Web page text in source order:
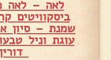
לאה – לאה
ביסקוויטים
שמנת – סיון
עוגת וניל